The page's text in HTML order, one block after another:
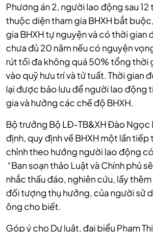
Phương án 2, người lao động sau
thuộc diện tham gia BHXH bắt
gia BHXH tự nguyện và có thời gian
chưa đủ 20 năm nếu có nguyện
rút tối đa không quá 50% tổng thời
vào quỹ hưu trí và tử tuất. Thời gian
lại được bảo lưu để người lao động
gia và hưởng các chế độ BHXH.
Bộ trưởng Bộ LĐ-TB&XH Đào Ngọc
định, quy định về BHXH một lần
chỉnh theo hướng người lao động
“Ban soạn thảo Luật và Chính phủ
nhắc thấu đáo, nghiên cứu, lấy
đối tượng thụ hưởng, của người sử
ông cho biết.
Góp ý cho Dự luật, đại biểu Phạm